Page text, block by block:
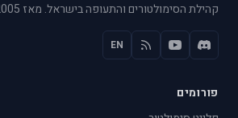
קהילת הסימולטורים והתעופה בישראל. מאז 2005.
EN
פורומים